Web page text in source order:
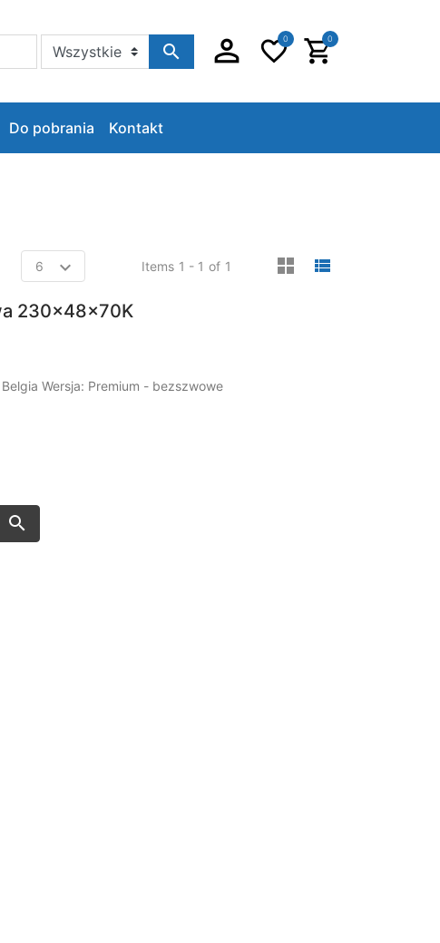
Szukaj w sklepie
0 0
Do pobrania Kontakt
Items 1 - 1 of 1 viewmode
230x48x70K
Wersja: Premium - bezszwowe